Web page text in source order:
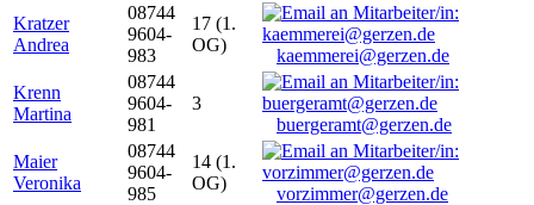
Kratzer
Andrea
08744
9604-
983
17 (1.
OG)
kaemmerei@gerzen.de
Krenn
Martina
08744
9604-
981
3
buergeramt@gerzen.de
Maier
Veronika
08744
9604-
985
14 (1.
OG)
vorzimmer@gerzen.de